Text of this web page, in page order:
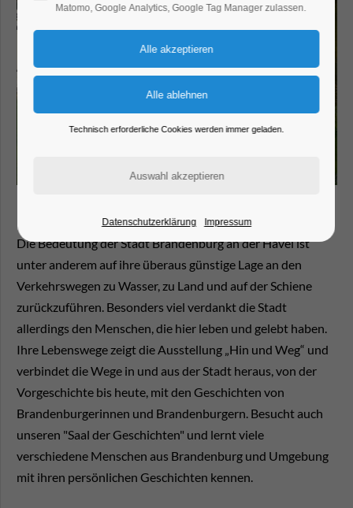
Die Bedeutung der Stadt Brandenburg an der Havel ist
unter anderem auf ihre überaus günstige Lage an den
Verkehrswegen zu Wasser, zu Land und auf der Schiene
zurückzuführen. Besonders viel verdankt die Stadt
allerdings den Menschen, die hier leben und gelebt haben.
Ihre Lebenswege zeigt die Ausstellung „Hin und Weg“ und
verbindet die Wege in und aus der Stadt heraus, von der
Vorgeschichte bis heute, mit den Geschichten von
Brandenburgerinnen und Brandenburgern. Besucht auch
unseren "Saal der Geschichten" und lernt viele
verschiedene Menschen aus Brandenburg und Umgebung
mit ihren persönlichen Geschichten kennen.
Matomo, Google Analytics, Google Tag Manager zulassen.
Technisch erforderliche Cookies werden immer geladen.
Datenschutzerklärung Impressum